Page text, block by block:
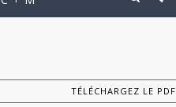
TÉLÉCHARGEZ LE PDF